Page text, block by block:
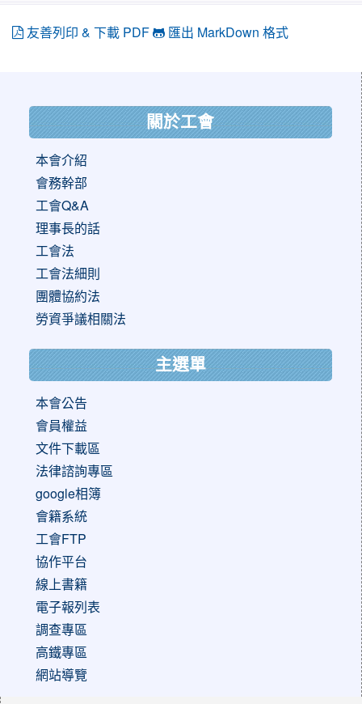
友善列印 & 下載 PDF 匯出 MarkDown 格式
關於工會
本會介紹
會務幹部
工會Q&A
理事長的話
工會法
工會法細則
團體協約法
勞資爭議相關法
主選單
本會公告
會員權益
文件下載區
法律諮詢專區
google相簿
會籍系統
工會FTP
協作平台
線上書籍
電子報列表
調查專區
高鐵專區
網站導覽